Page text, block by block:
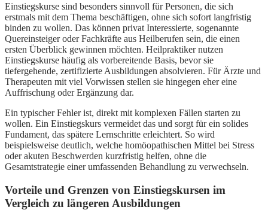
Einstiegskurse sind besonders sinnvoll für Personen, die sich
erstmals mit dem Thema be­schäf­tigen, ohne sich sofort langfristig
binden zu wollen. Das können privat Interessierte, sogenannte
Quereinsteiger oder Fachkräfte aus Heilberufen sein, die einen
ersten Überblick gewinnen möchten. Heilpraktiker nutzen
Einstiegskurse häufig als vorbereitende Basis, bevor sie
tiefergehende, zertifizierte Ausbildungen absolvieren. Für Ärzte und
Therapeuten mit viel Vorwissen stellen sie hingegen eher eine
Auffrischung oder Ergänzung dar.
Ein typischer Fehler ist, direkt mit komplexen Fällen starten zu
wollen. Ein Einstiegskurs vermeidet das und sorgt für ein solides
Fundament, das spätere Lernschritte erleichtert. So wird
beispielsweise deutlich, welche homöopathischen Mittel bei Stress
oder akuten Beschwerden kurzfristig helfen, ohne die
Gesamtstrategie einer umfassenden Behandlung zu verwechseln.
Vorteile und Grenzen von Einstiegskursen im
Vergleich zu längeren Ausbildungen